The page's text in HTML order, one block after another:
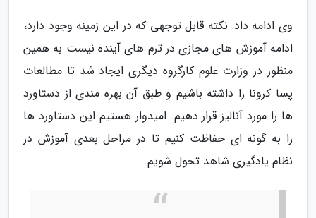
وی ادامه داد: نکته قابل توجهی که در این زمینه وجود دارد،
ادامه آموزش های مجازی در ترم های آینده نیست به همین
منظور در وزارت علوم کارگروه دیگری ایجاد شد تا مطالعات
پسا کرونا را داشته باشیم و طبق آن بهره مندی از دستاورد
ها را مورد آنالیز قرار دهیم. امیدوار هستیم این دستاورد ها
را به گونه ای حفاظت کنیم تا در مراحل بعدی آموزش در
نظام یادگیری شاهد تحول شویم.